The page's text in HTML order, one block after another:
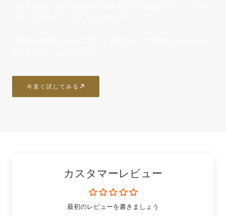
今直ぐ試してみる
カスタマーレビュー
最初のレビューを書きましょう